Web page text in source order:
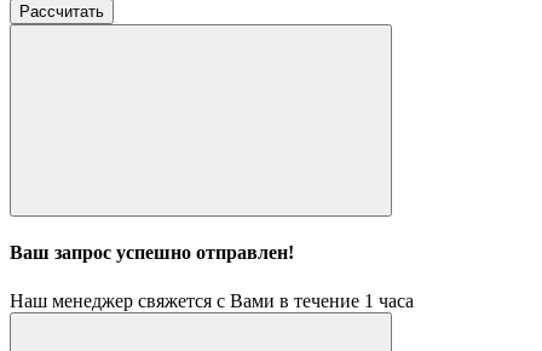
Рассчитать
Ваш запрос успешно отправлен!
Наш менеджер свяжется с Вами в течение 1 часа